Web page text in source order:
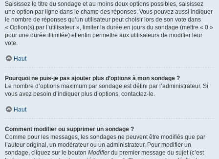
Saisissez le titre du sondage et au moins deux options possibles, saisissez
une option par ligne dans le champ des réponses. Vous pouvez aussi indiquer
le nombre de réponses qu’un utilisateur peut choisir lors de son vote dans
« Option(s) par l’utilisateur », limiter la durée en jours du sondage (mettre « 0 »
pour une durée illimitée) et enfin permettre aux utilisateurs de modifier leur
vote.
Haut
Pourquoi ne puis-je pas ajouter plus d’options à mon sondage ?
Le nombre d’options maximum par sondage est défini par l’administrateur. Si
vous avez besoin d’indiquer plus d’options, contactez-le.
Haut
Comment modifier ou supprimer un sondage ?
Comme pour les messages, les sondages ne peuvent être modifiés que par
l’auteur original, un modérateur ou un administrateur. Pour modifier un
sondage, cliquez sur le bouton Modifierdu premier message du sujet (c’est